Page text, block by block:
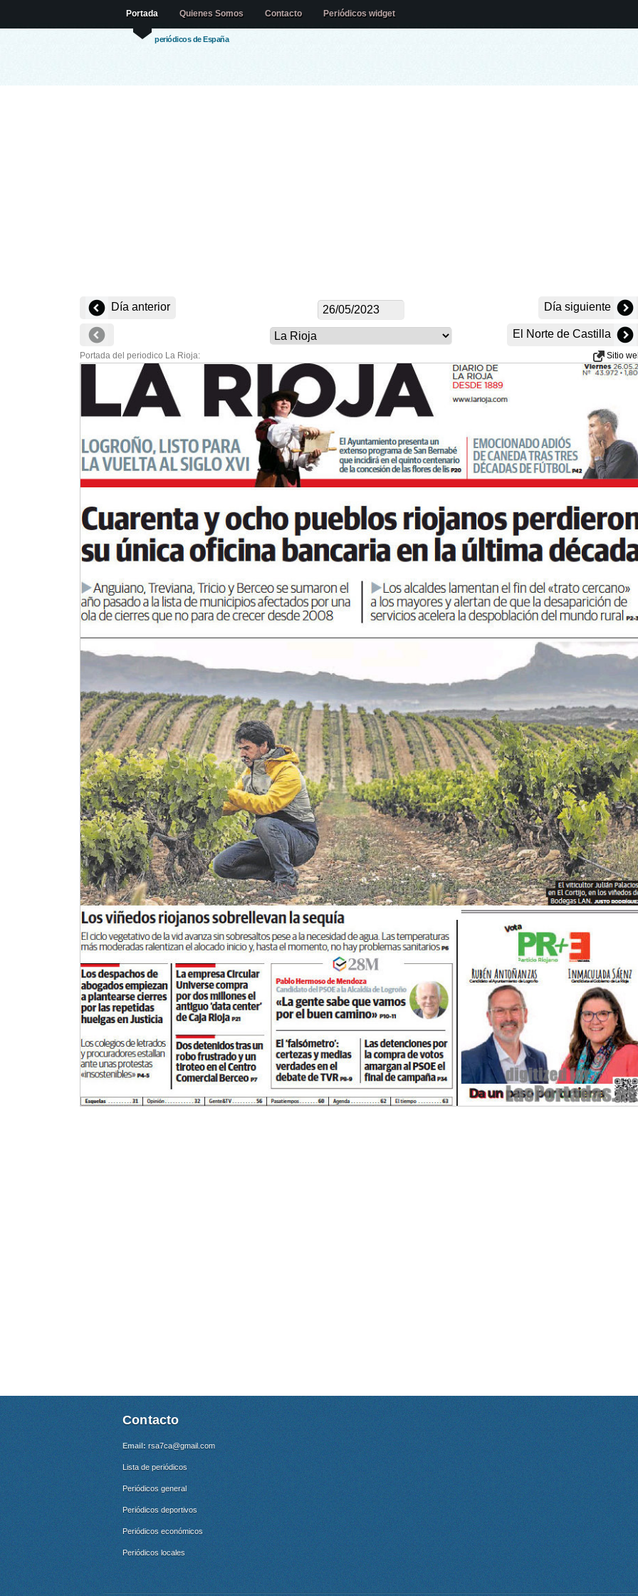
periódicos de España
Portada Quienes Somos Contacto Periódicos widget
Día anterior Día siguiente
El Norte de Castilla
Portada del periodico La Rioja: Sitio
Contacto
Email: rsa7ca@gmail.com
Lista de periódicos
Periódicos general
Periódicos deportivos
Periódicos económicos
Periódicos locales